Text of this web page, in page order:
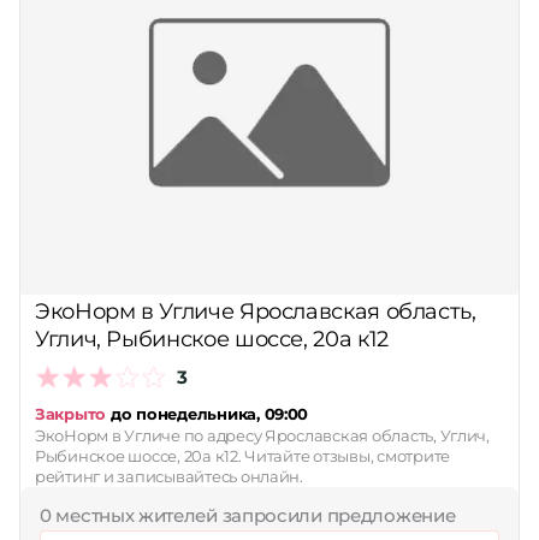
ЭкоНорм в Угличе Ярославская область,
Углич, Рыбинское шоссе, 20а к12
3
Закрыто до понедельника, 09:00
ЭкоНорм в Угличе по адресу Ярославская область, Углич,
Рыбинское шоссе, 20а к12. Читайте отзывы, смотрите
рейтинг и записывайтесь онлайн.
0 местных жителей запросили предложение